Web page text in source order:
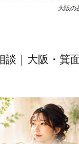
大阪の
｜大阪・箕